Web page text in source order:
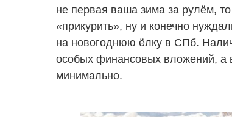
не первая ваша зима за рулём,
«прикурить», ну и конечно
на новогоднюю ёлку в СПб.
особых финансовых вложений, а
минимально.